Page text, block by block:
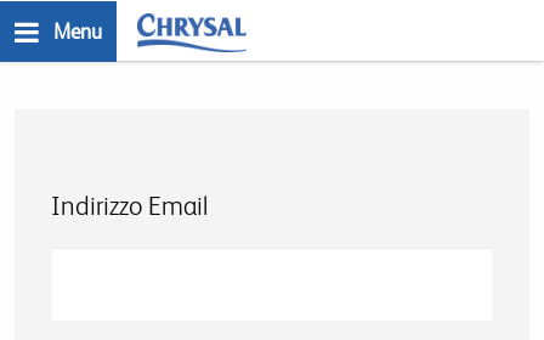
Salta
Menu
Indirizzo Email